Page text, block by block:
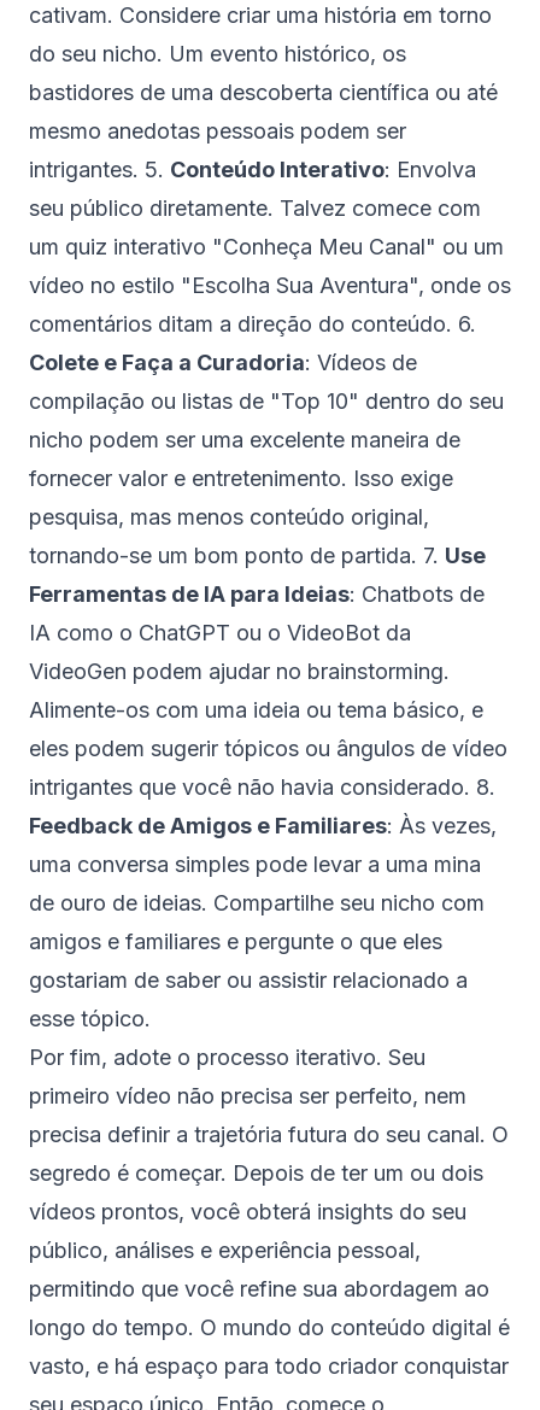
cativam. Considere criar uma história em torno
do seu nicho. Um evento histórico, os
bastidores de uma descoberta científica ou até
mesmo anedotas pessoais podem ser
intrigantes. 5. Conteúdo Interativo: Envolva
seu público diretamente. Talvez comece com
um quiz interativo "Conheça Meu Canal" ou um
vídeo no estilo "Escolha Sua Aventura", onde os
comentários ditam a direção do conteúdo. 6.
Colete e Faça a Curadoria: Vídeos de
compilação ou listas de "Top 10" dentro do seu
nicho podem ser uma excelente maneira de
fornecer valor e entretenimento. Isso exige
pesquisa, mas menos conteúdo original,
tornando-se um bom ponto de partida. 7. Use
Ferramentas de IA para Ideias: Chatbots de
IA como o ChatGPT ou o VideoBot da
VideoGen podem ajudar no brainstorming.
Alimente-os com uma ideia ou tema básico, e
eles podem sugerir tópicos ou ângulos de vídeo
intrigantes que você não havia considerado. 8.
Feedback de Amigos e Familiares: Às vezes,
uma conversa simples pode levar a uma mina
de ouro de ideias. Compartilhe seu nicho com
amigos e familiares e pergunte o que eles
gostariam de saber ou assistir relacionado a
esse tópico.
Por fim, adote o processo iterativo. Seu
primeiro vídeo não precisa ser perfeito, nem
precisa definir a trajetória futura do seu canal. O
segredo é começar. Depois de ter um ou dois
vídeos prontos, você obterá insights do seu
público, análises e experiência pessoal,
permitindo que você refine sua abordagem ao
longo do tempo. O mundo do conteúdo digital é
vasto, e há espaço para todo criador conquistar
seu espaço único. Então, comece o